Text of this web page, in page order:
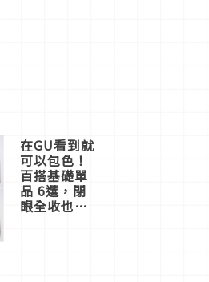
在GU看到就
可以包色！
百搭基礎單
品 6選，閉
眼全收也不